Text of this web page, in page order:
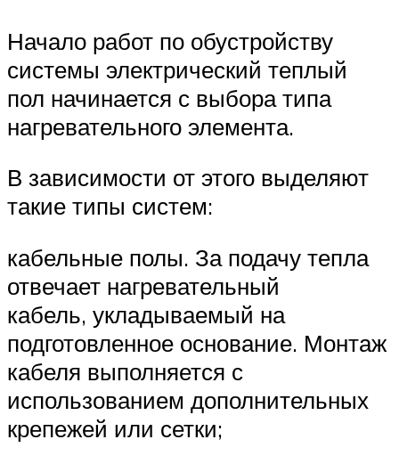
Начало работ по обустройству
системы электрический теплый
пол начинается с выбора типа
нагревательного элемента.
В зависимости от этого выделяют
такие типы систем:
кабельные полы. За подачу тепла
отвечает нагревательный
кабель, укладываемый на
подготовленное основание. Монтаж
кабеля выполняется с
использованием дополнительных
крепежей или сетки;